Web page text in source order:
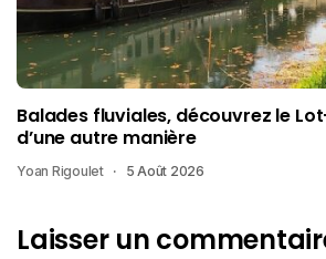
Balades fluviales, découvrez le
d’une autre manière
Yoan Rigoulet 5 Août 2026
Laisser un